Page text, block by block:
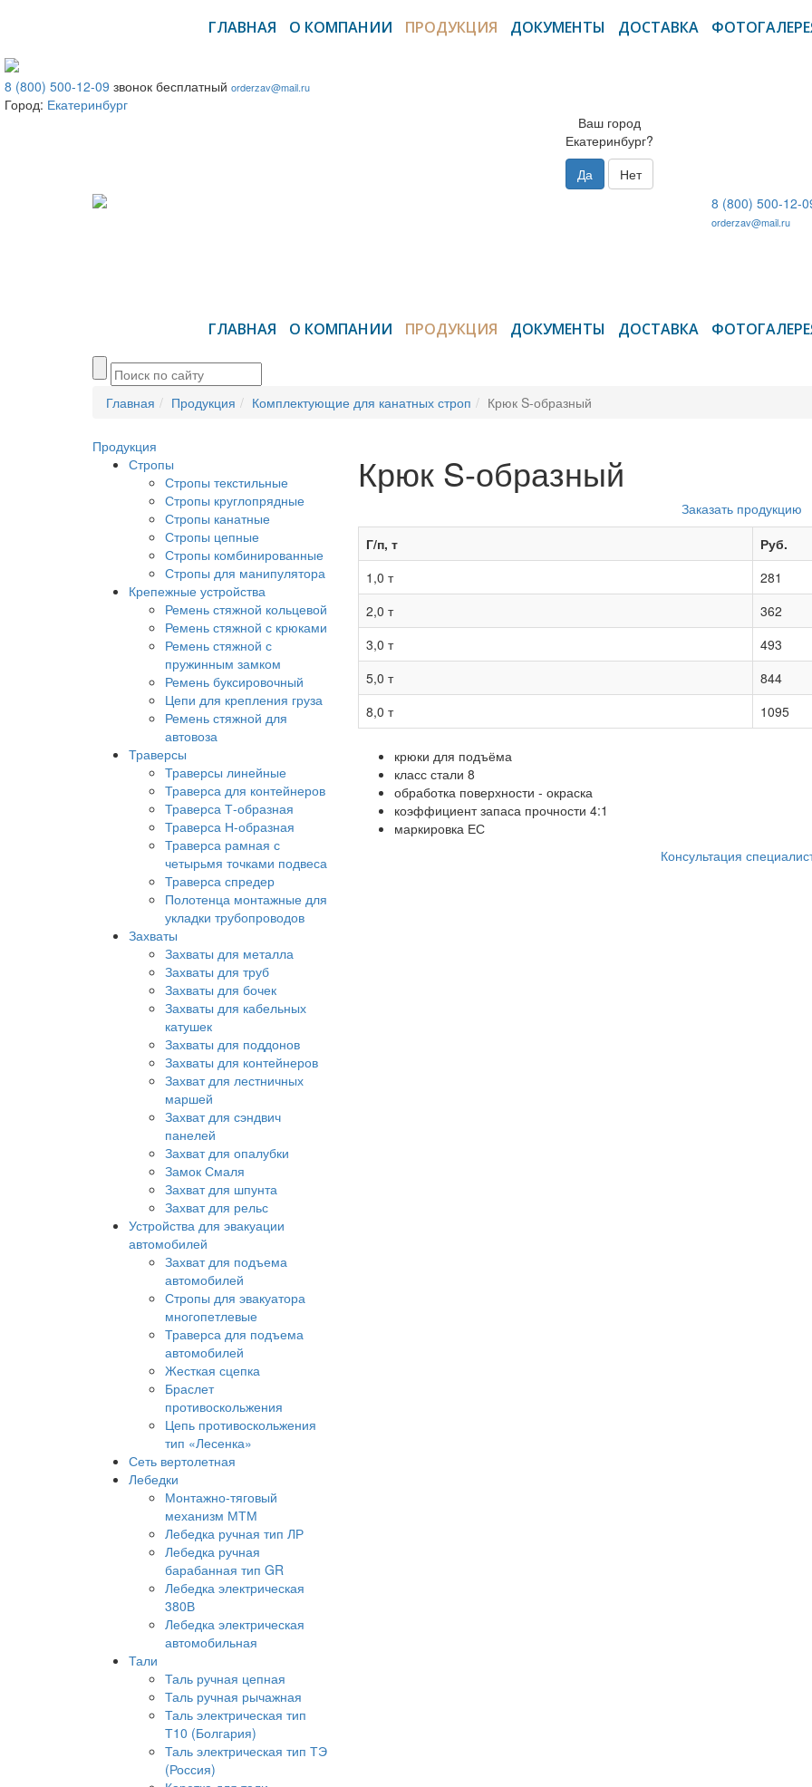
ГЛАВНАЯ О КОМПАНИИ ПРОДУКЦИЯ ДОКУМЕНТЫ ДОСТАВКА
8 (800) 500-12-09 звонок бесплатный orderzav@mail.ru
Город: Екатеринбург
Ваш город
Екатеринбург?
Да
Нет
8 (800) 500-12-
orderzav@mail.ru
ГЛАВНАЯ О КОМПАНИИ ПРОДУКЦИЯ ДОКУМЕНТЫ ДОСТАВКА
Главная Продукция Комплектующие для канатных строп Крюк S-образный
Продукция
Стропы
Стропы текстильные
Стропы круглопрядные
Стропы канатные
Стропы цепные
Стропы комбинированные
Стропы для манипулятора
Крепежные устройства
Ремень стяжной кольцевой
Ремень стяжной с крюками
Ремень стяжной с
пружинным замком
Ремень буксировочный
Цепи для крепления груза
Ремень стяжной для
автовоза
Траверсы
Траверсы линейные
Траверса для контейнеров
Траверса Т-образная
Траверса Н-образная
Траверса рамная с
четырьмя точками подвеса
Траверса спредер
Полотенца монтажные для
укладки трубопроводов
Захваты
Захваты для металла
Захваты для труб
Захваты для бочек
Захваты для кабельных
катушек
Захваты для поддонов
Захваты для контейнеров
Захват для лестничных
маршей
Захват для сэндвич
панелей
Захват для опалубки
Замок Смаля
Захват для шпунта
Захват для рельс
Устройства для эвакуации
автомобилей
Захват для подъема
автомобилей
Стропы для эвакуатора
многопетлевые
Траверса для подъема
автомобилей
Жесткая сцепка
Браслет
противоскольжения
Цепь противоскольжения
тип «Лесенка»
Сеть вертолетная
Лебедки
Монтажно-тяговый
механизм МТМ
Лебедка ручная тип ЛР
Лебедка ручная
барабанная тип GR
Лебедка электрическая
380В
Лебедка электрическая
автомобильная
Тали
Таль ручная цепная
Таль ручная рычажная
Таль электрическая тип
Т10 (Болгария)
Таль электрическая тип ТЭ
(Россия)
Крюк S-образный
Заказать продукцию
Г/п, т
Руб.
1,0 т
281
2,0 т
362
3,0 т
493
5,0 т
844
8,0 т
1095
крюки для подъёма
класс стали 8
обработка поверхности - окраска
коэффициент запаса прочности 4:1
маркировка ЕС
Консультация